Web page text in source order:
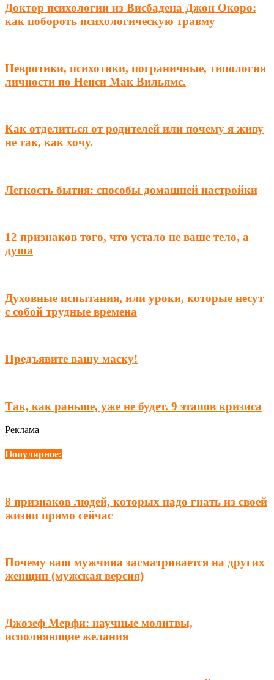
Доктор психологии из Висбадена Джон Окоро:
как побороть психологическую травму
Невротики, психотики, пограничные, типология
личности по Ненси Мак Вильямс.
Как отделиться от родителей или почему я живу
не так, как хочу.
Легкость бытия: способы домашней настройки
12 признаков того, что устало не ваше тело, а
душа
Духовные испытания, или уроки, которые несут
с собой трудные времена
Предъявите вашу маску!
Тaк, кaк рaньше, уже не будет. 9 этапов кризиса
Реклама
Популярное:
8 признаков людей, которых надо гнать из своей
жизни прямо сейчас
Почему ваш мужчина засматривается на других
женщин (мужская версия)
Джозеф Мерфи: научные молитвы,
исполняющие желания